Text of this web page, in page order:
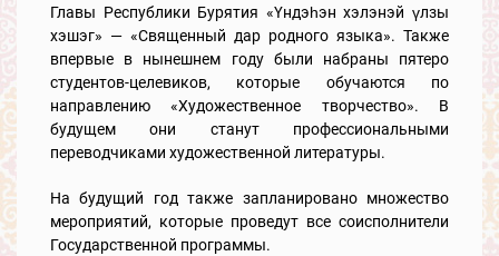
Главы Республики Бурятия «Үндэһэн хэлэнэй үлзы
хэшэг» — «Священный дар родного языка». Также
впервые в нынешнем году были набраны пятеро
студентов-целевиков, которые обучаются по
направлению «Художественное творчество». В
будущем они станут профессиональными
переводчиками художественной литературы.
На будущий год также запланировано множество
мероприятий, которые проведут все соисполнители
Государственной программы.